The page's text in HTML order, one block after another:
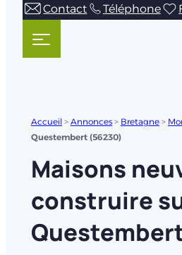
Contact
Téléphone
Accueil > Annonces > Bretagne >
Questembert (56230)
Maisons
construire